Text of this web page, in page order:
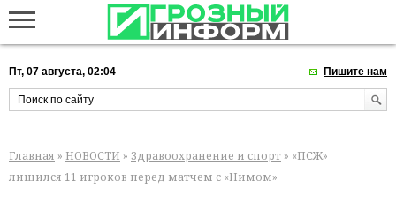
Пт, 07 августа, 02:04 Пишите нам
Главная » НОВОСТИ » Здравоохранение и спорт » «ПСЖ»
лишился 11 игроков перед матчем с «Нимом»